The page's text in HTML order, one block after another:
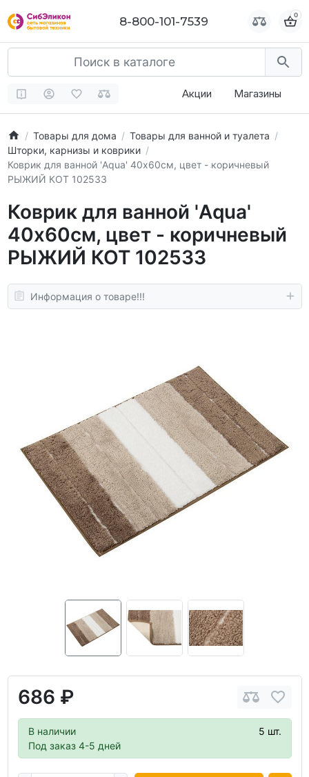
8-800-101-7539 0
Акции Магазины
Товары для дома
Товары для ванной и туалета
Шторки, карнизы и коврики
Коврик для ванной 'Aqua' 40х60см, цвет - коричневый
РЫЖИЙ КОТ 102533
Коврик для ванной 'Aqua'
40х60см, цвет - коричневый
РЫЖИЙ КОТ 102533
Информация о товаре!!!
686 ₽
В наличии
5 шт.
Под заказ 4-5 дней
8-800-101-7539 0